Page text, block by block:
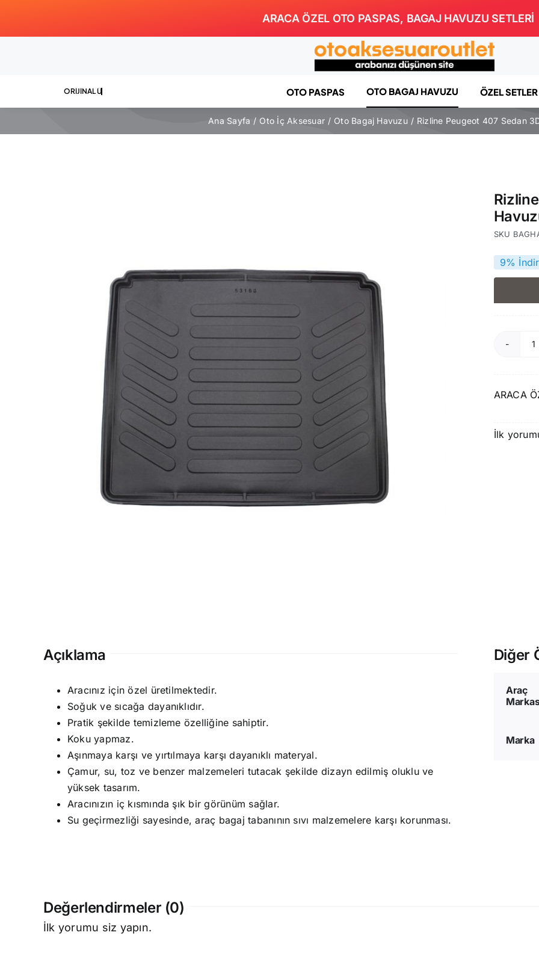
content
ARACA ÖZEL OTO PASPAS, BAGAJ HAVUZU SETLERİ
OTO PASPAS OTO BAGAJ HAVUZU ÖZEL SETLER
Ana Sayfa Oto İç Aksesuar Oto Bagaj Havuzu Rizline Peugeot 407 Sedan
SKU
9%
ARACA
İlk
Açıklama
Aracınız için özel üretilmektedir.
Soğuk ve sıcağa dayanıklıdır.
Pratik şekilde temizleme özelliğine sahiptir.
Koku yapmaz.
Aşınmaya karşı ve yırtılmaya karşı dayanıklı materyal.
Çamur, su, toz ve benzer malzemeleri tutacak şekilde dizayn edilmiş oluklu ve
yüksek tasarım.
Aracınızın iç kısmında şık bir görünüm sağlar.
Su geçirmezliği sayesinde, araç bagaj tabanının sıvı malzemelere karşı korunması.
Diğer
Araç
Marka
Değerlendirmeler (0)
İlk yorumu siz yapın.